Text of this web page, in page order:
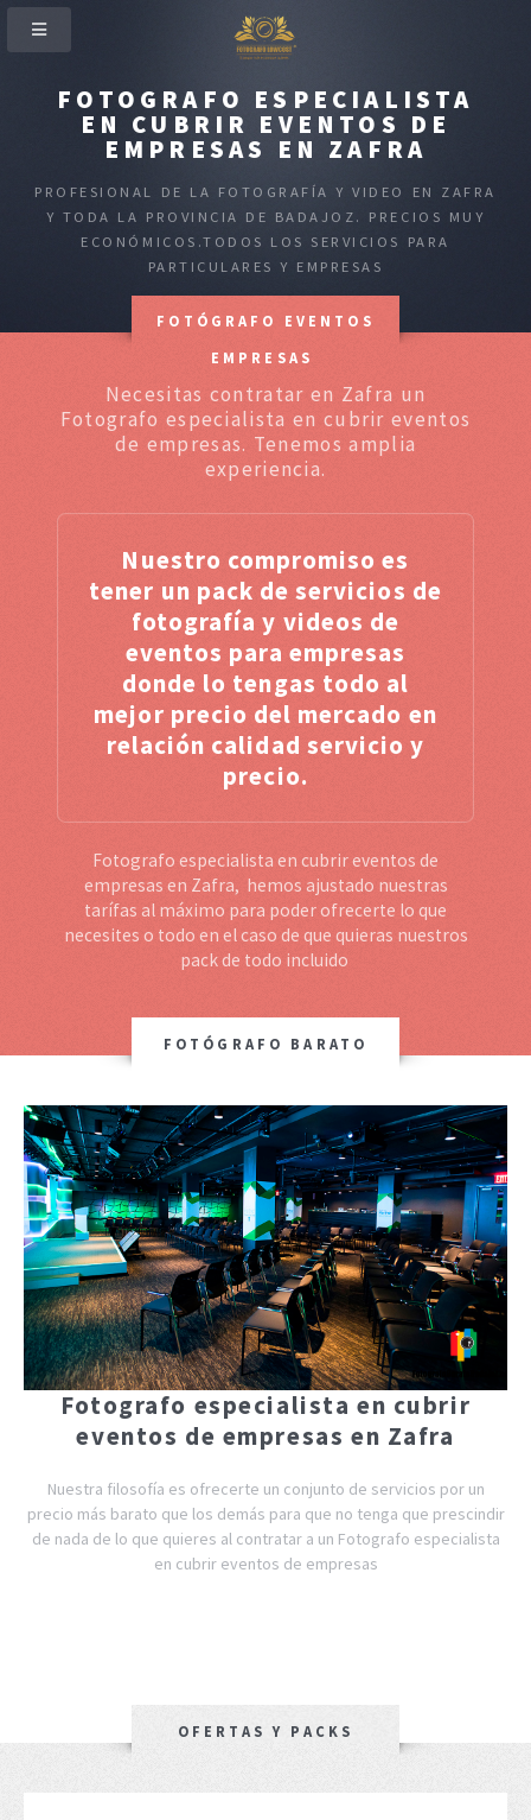
FOTOGRAFO ESPECIALISTA
EN CUBRIR EVENTOS DE
EMPRESAS EN ZAFRA
PROFESIONAL DE LA FOTOGRAFÍA Y VIDEO EN ZAFRA
Y TODA LA PROVINCIA DE BADAJOZ. PRECIOS MUY
ECONÓMICOS.TODOS LOS SERVICIOS PARA
PARTICULARES Y EMPRESAS
FOTÓGRAFO EVENTOS
EMPRESAS
Necesitas contratar en Zafra un
Fotografo especialista en cubrir eventos
de empresas. Tenemos amplia
experiencia.
Nuestro compromiso es
tener un pack de servicios de
fotografía y videos de
eventos para empresas
donde lo tengas todo al
mejor precio del mercado en
relación calidad servicio y
precio.
Fotografo especialista en cubrir eventos de
empresas en Zafra, hemos ajustado nuestras
tarífas al máximo para poder ofrecerte lo que
necesites o todo en el caso de que quieras nuestros
pack de todo incluido
FOTÓGRAFO BARATO
Fotografo especialista en cubrir
eventos de empresas en Zafra
Nuestra filosofía es ofrecerte un conjunto de servicios por un
precio más barato que los demás para que no tenga que prescindir
de nada de lo que quieres al contratar a un Fotografo especialista
en cubrir eventos de empresas
OFERTAS Y PACKS